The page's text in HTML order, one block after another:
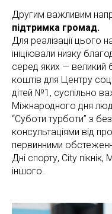
Другим важливим
підтримка громад.
Для реалізації цього
ініціювали низку
серед яких — великий
коштів для Центру
дітей №1, суспільно
Міжнародного дня
“Суботи турботи” з
консультаціями від
первинними
Дні спорту, City
іншого.